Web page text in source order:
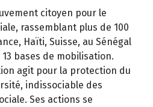
citoyen pour le
rassemblant plus de 100
Haïti, Suisse, au Sénégal
bases de mobilisation.
agit pour la protection du
indissociable des
Ses actions se